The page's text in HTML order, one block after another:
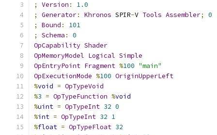
;
Version :
1.0
;
Generator: Khronos SPIR-V Tools Assembler;
0
;
Bound :
101
;
Schema :
0
OpCapability Shader
OpMemoryModel Logical Simple
OpEntryPoint Fragment %100 "main"
OpExecutionMode %100 OriginUpperLeft
%void = OpTypeVoid
%3 = OpTypeFunction %void
%uint = OpTypeInt 32 0
%int = OpTypeInt 32 1
%float = OpTypeFloat 32